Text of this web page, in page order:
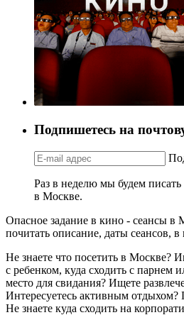
Подпишетесь на
Раз в неделю мы будем
в Москве.
Опасное задание в кино - сеансы в
почитать описание, даты сеансов, в
Не знаете что посетить в Москве?
с ребенком, куда сходить с парнем
место для свидания? Ищете
Интересуетесь активным отдыхом?
Не знаете куда сходить на